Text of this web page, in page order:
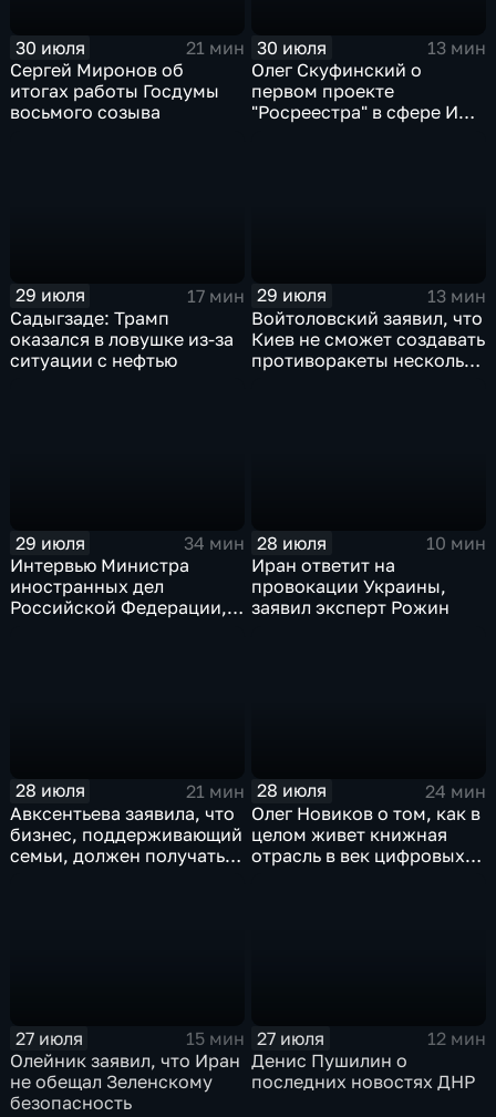
30 июля
21 мин
Сергей Миронов об
итогах работы Госдумы
восьмого созыва
30 июля
13 мин
Олег Скуфинский о
первом проекте
"Росреестра" в сфере ИИ
29 июля
17 мин
Садыгзаде: Трамп
оказался в ловушке из-за
ситуации с нефтью
29 июля
13 мин
Войтоловский заявил, что
Киев не сможет создавать
противоракеты несколько
29 июля
34 мин
Интервью Министра
иностранных дел
Российской Федерации,
28 июля
10 мин
Иран ответит на
провокации Украины,
заявил эксперт Рожин
28 июля
21 мин
Авксентьева заявила, что
бизнес, поддерживающий
семьи, должен получать
28 июля
24 мин
Олег Новиков о том, как в
целом живет книжная
отрасль в век цифровых
27 июля
15 мин
Олейник заявил, что Иран
не обещал Зеленскому
безопасность
27 июля
12 мин
Денис Пушилин о
последних новостях ДНР